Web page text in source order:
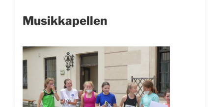
Musikkapellen